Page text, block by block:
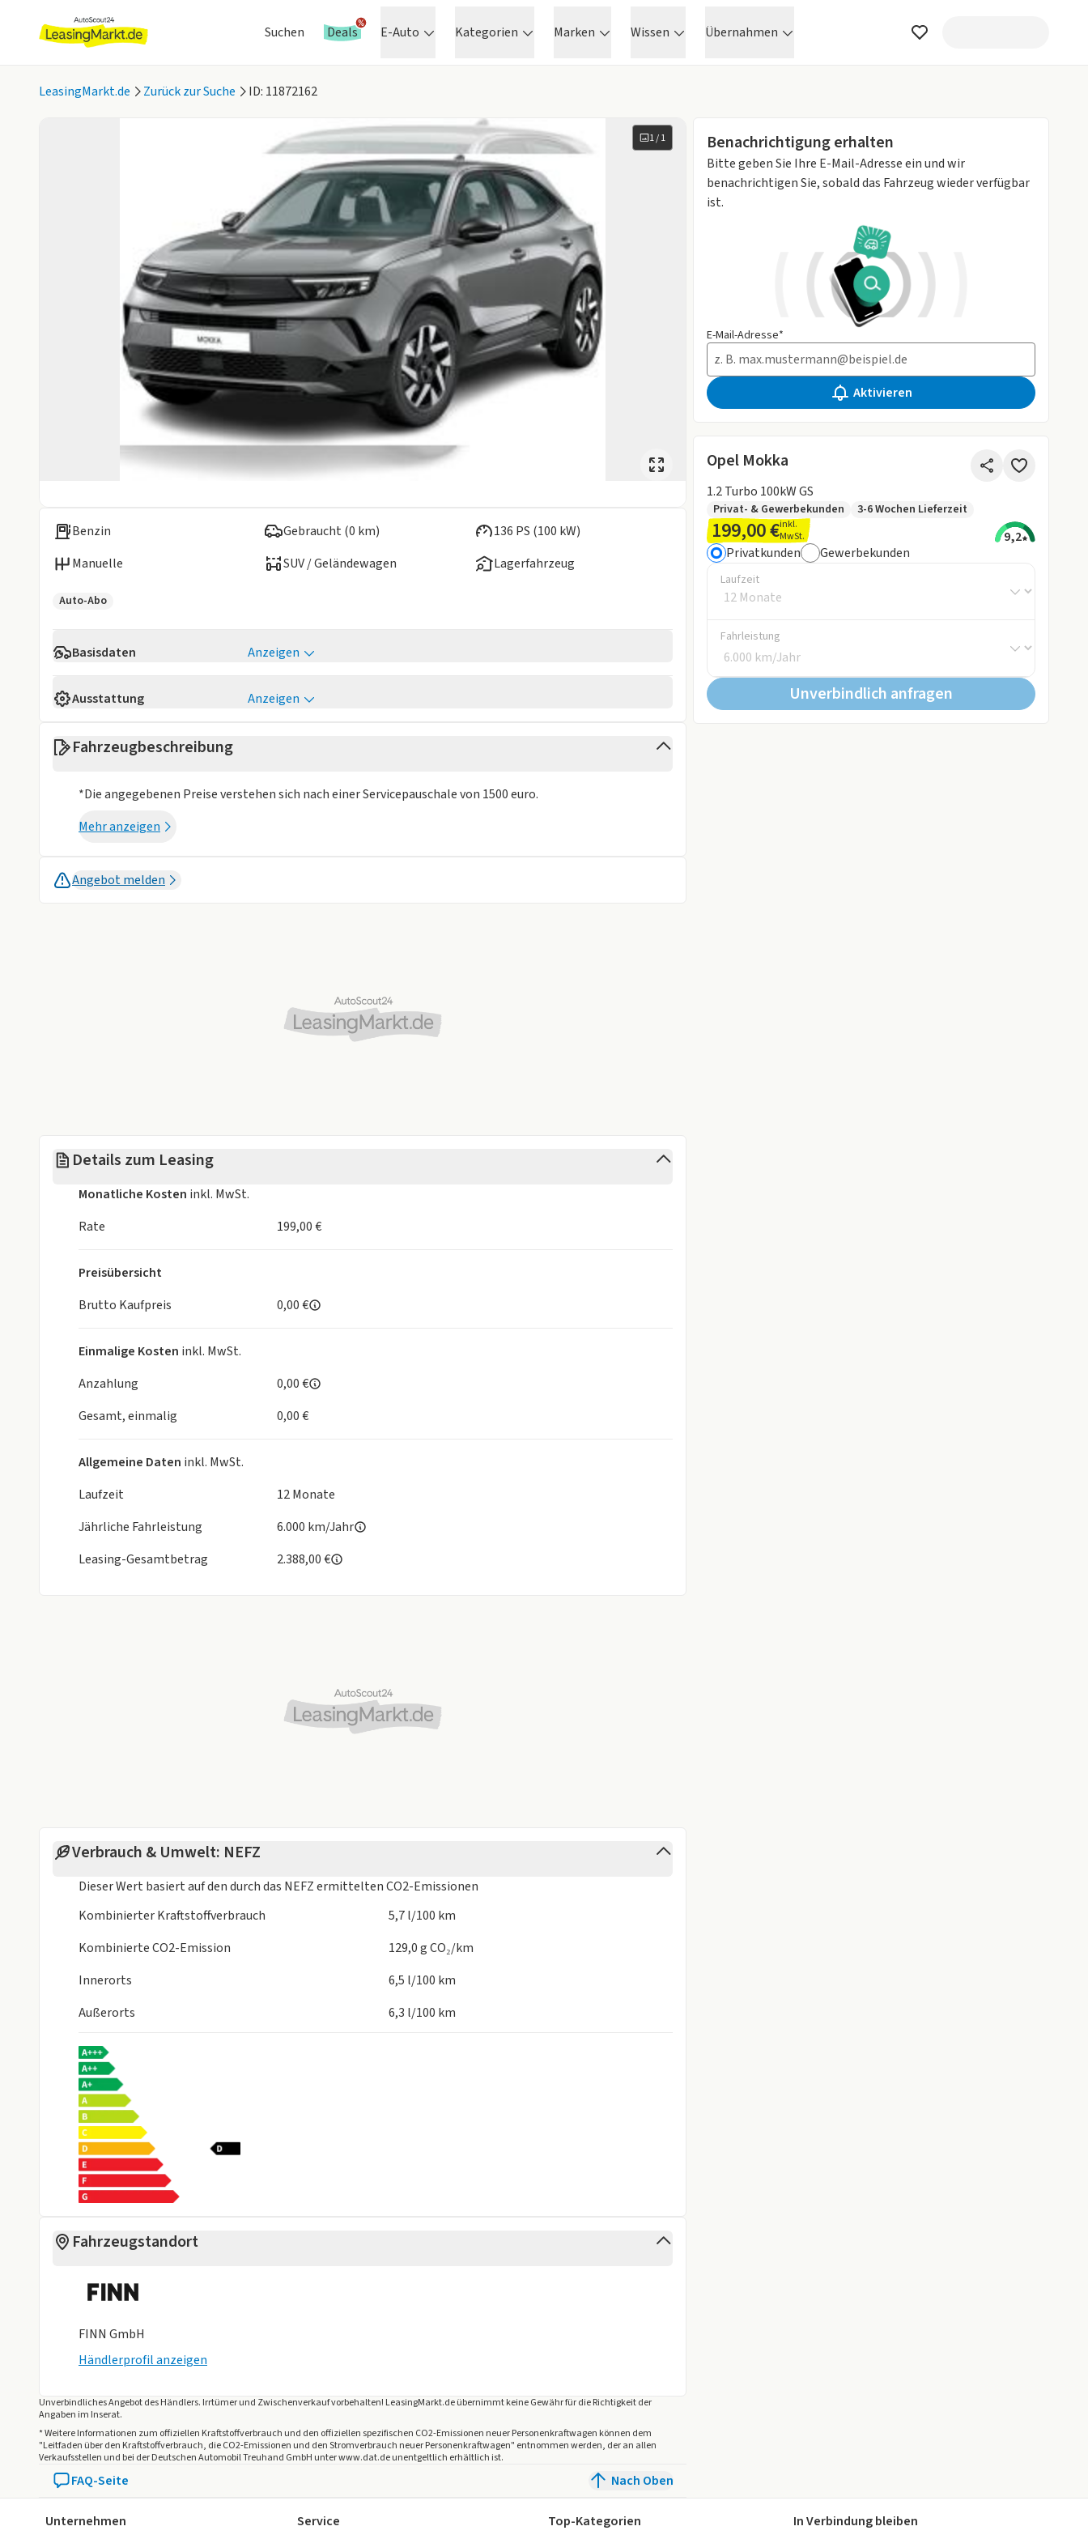
Suchen Deals E-Auto Kategorien Marken Wissen Übernahmen
LeasingMarkt.de Zurück zur Suche ID: 11872162
Benachrichtigung erhalten
Bitte geben Sie Ihre E-Mail-Adresse ein und wir
benachrichtigen Sie, sobald das Fahrzeug wieder verfügbar
ist.
E-Mail-Adresse*
Aktivieren
Opel Mokka
1.2 Turbo 100kW GS
Privat- & Gewerbekunden 3-6 Wochen Lieferzeit
199,00 €inkl.
MwSt.
9,2
Privatkunden
Gewerbekunden
Laufzeit
Fahrleistung
Unverbindlich anfragen
1/1
Benzin Gebraucht (0 km)
136 PS (100 kW)
Manuelle
SUV / Geländewagen Lagerfahrzeug
Auto-Abo
Basisdaten
Anzeigen
Fahrzeugaufbau
SUV / Geländewagen
Anzahl der Türen
Weniger anzeigen
Ausstattung
Anzeigen
Bluetooth
Abstandstempomat
Sonstige
Fahrzeugbeschreibung
*Die angegebenen Preise verstehen sich nach einer Servicepauschale von 1500 euro.
Mehr anzeigen
Angebot melden
Details zum Leasing
Monatliche Kosten inkl. MwSt.
Rate
199,00 €
Preisübersicht
Brutto Kaufpreis
0,00 €
Einmalige Kosten inkl. MwSt.
Anzahlung
0,00 €
Gesamt, einmalig
0,00 €
Allgemeine Daten inkl. MwSt.
Laufzeit
12 Monate
Jährliche Fahrleistung
6.000 km/Jahr
Leasing-Gesamtbetrag
2.388,00 €
Verbrauch & Umwelt: NEFZ
Dieser Wert basiert auf den durch das NEFZermittelten CO2-Emissionen
Kombinierter Kraftstoffverbrauch
5,7 l/100 km
Kombinierte CO2-Emission
129,0 g CO₂/km
Innerorts
6,5 l/100 km
Außerorts
6,3 l/100 km
Fahrzeugstandort
FINN GmbH
Händlerprofil anzeigen
Unverbindliches Angebot desHändlers. Irrtümer und Zwischenverkauf vorbehalten! LeasingMarkt.de übernimmt keine Gewähr für die Richtigkeit der
Angaben im Inserat.
* Weitere Informationen zum offiziellen Kraftstoffverbrauch und den offiziellen spezifischen CO2-Emissionen neuer Personenkraftwagen können dem
"Leitfaden über den Kraftstoffverbrauch, die CO2-Emissionen und den Stromverbrauch neuer Personenkraftwagen" entnommen werden, der an allen
Verkaufsstellen und bei der Deutschen Automobil Treuhand GmbH unter www.dat.de unentgeltlich erhältlich ist.
FAQ-Seite Nach Oben
Unternehmen Service Top-Kategorien In Verbindung bleiben